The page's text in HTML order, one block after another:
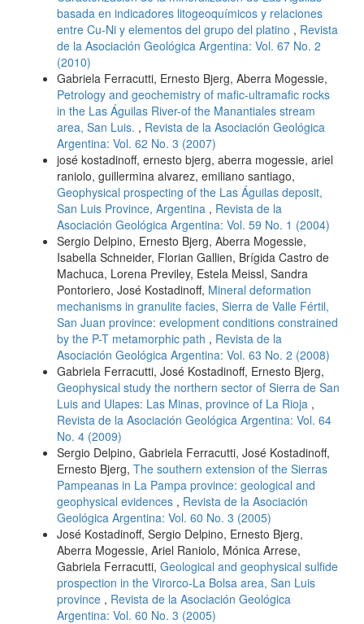
basada en indicadores litogeoquímicos y relaciones
entre Cu-Ni y elementos del grupo del platino , Revista
de la Asociación Geológica Argentina: Vol. 67 No. 2
(2010)
Gabriela Ferracutti, Ernesto Bjerg, Aberra Mogessie,
Petrology and geochemistry of mafic-ultramafic rocks
in the Las Águilas River-of the Manantiales stream
area, San Luis. , Revista de la Asociación Geológica
Argentina: Vol. 62 No. 3 (2007)
josé kostadinoff, ernesto bjerg, aberra mogessie, ariel
raniolo, guillermina alvarez, emiliano santiago,
Geophysical prospecting of the Las Águilas deposit,
San Luis Province, Argentina , Revista de la
Asociación Geológica Argentina: Vol. 59 No. 1 (2004)
Sergio Delpino, Ernesto Bjerg, Aberra Mogessie,
Isabella Schneider, Florian Gallien, Brígida Castro de
Machuca, Lorena Previley, Estela Meissl, Sandra
Pontoriero, José Kostadinoff, Mineral deformation
mechanisms in granulite facies, Sierra de Valle Fértil,
San Juan province: evelopment conditions constrained
by the P-T metamorphic path , Revista de la
Asociación Geológica Argentina: Vol. 63 No. 2 (2008)
Gabriela Ferracutti, José Kostadinoff, Ernesto Bjerg,
Geophysical study the northern sector of Sierra de San
Luis and Ulapes: Las Minas, province of La Rioja ,
Revista de la Asociación Geológica Argentina: Vol. 64
No. 4 (2009)
Sergio Delpino, Gabriela Ferracutti, José Kostadinoff,
Ernesto Bjerg, The southern extension of the Sierras
Pampeanas in La Pampa province: geological and
geophysical evidences , Revista de la Asociación
Geológica Argentina: Vol. 60 No. 3 (2005)
José Kostadinoff, Sergio Delpino, Ernesto Bjerg,
Aberra Mogessie, Ariel Raniolo, Mónica Arrese,
Gabriela Ferracutti, Geological and geophysical sulfide
prospection in the Virorco-La Bolsa area, San Luis
province , Revista de la Asociación Geológica
Argentina: Vol. 60 No. 3 (2005)